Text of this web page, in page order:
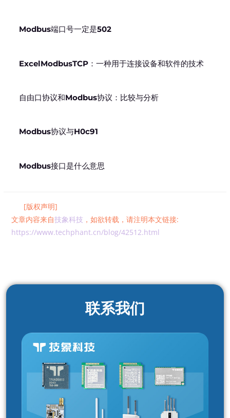
Modbus端口号一定是502
ExcelModbusTCP：一种用于连接设备和软件的技术
自由口协议和Modbus协议：比较与分析
Modbus协议与H0c91
Modbus接口是什么意思
[版权声明]
文章内容来自技象科技 ，如欲转载，请注明本文链接:
https://www.techphant.cn/blog/42512.html
联系我们